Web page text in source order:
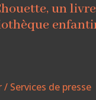
un
Services de presse